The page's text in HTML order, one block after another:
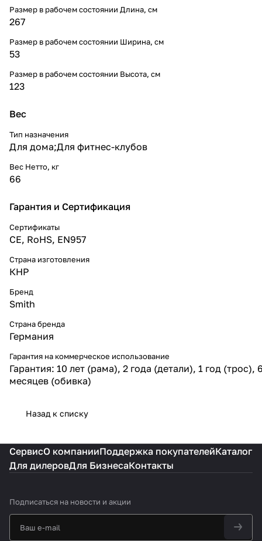
Размер в рабочем состоянии Длина, см
267
Размер в рабочем состоянии Ширина, см
53
Размер в рабочем состоянии Высота, см
123
Вес
Тип назначения
Для дома;Для фитнес-клубов
Вес Нетто, кг
66
Гарантия и Сертификация
Сертификаты
CE, RoHS, EN957
Страна изготовления
КНР
Бренд
Smith
Страна бренда
Германия
Гарантия на коммерческое использование
Гарантия: 10 лет (рама), 2 года (детали), 1 год (трос),
месяцев (обивка)
Назад к списку
СервисО компанииПоддержка покупателейКаталог
Для дилеровДля БизнесаКонтакты
Подписаться на новости и акции